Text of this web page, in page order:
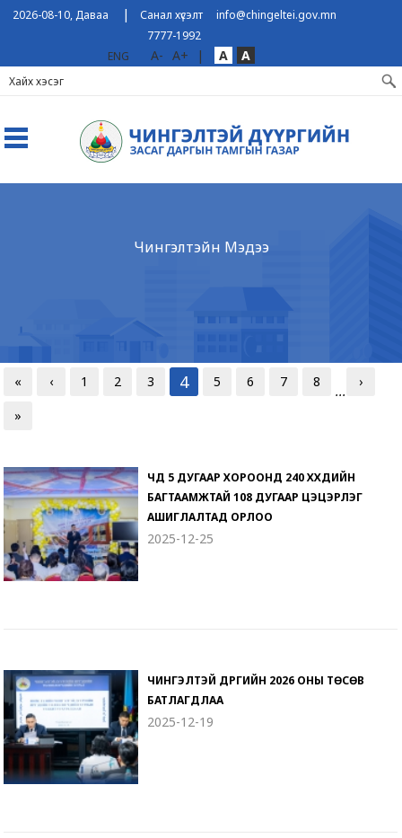
2026-08-10, Даваа | Санал хүсэлт
info@chingeltei.gov.mn
7777-1992
ENG
A- A+ | A A
Чингэлтэйн Мэдээ
« ‹ 1 2 3 4 5 6 7 8
...
›
»
ЧД 5 ДУГААР ХОРООНД 240 ХҮҮХДИЙН
БАГТААМЖТАЙ 108 ДУГААР ЦЭЦЭРЛЭГ
АШИГЛАЛТАД ОРЛОО
2025-12-25
ЧИНГЭЛТЭЙ ДҮҮРГИЙН 2026 ОНЫ ТӨСӨВ
БАТЛАГДЛАА
2025-12-19